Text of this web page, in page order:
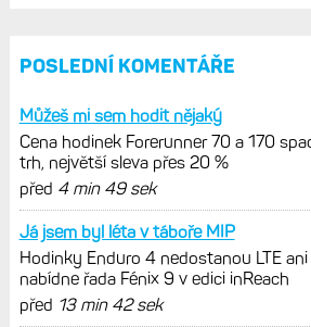
POSLEDNÍ KOMENTÁŘE
Můžeš mi sem hodit nějaký
Cena hodinek Forerunner 70 a 170
trh, největší sleva přes 20 %
před 4 min 49 sek
Já jsem byl léta v táboře MIP
Hodinky Enduro 4 nedostanou LTE
nabídne řada Fénix 9 v edici inReach
před 13 min 42 sek